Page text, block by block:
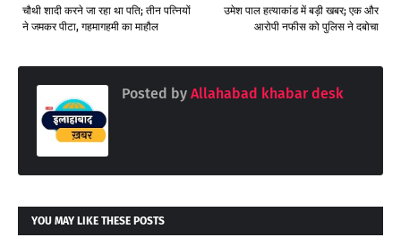
उमेश पाल हत्याकांड में बड़ी खबर; एक और
आरोपी नफीस को पुल‍िस ने दबोचा
चौथी शादी करने जा रहा था पति; तीन पत्नियों
ने जमकर पीटा, गहमागहमी का माहौल
Posted by Allahabad khabar desk
YOU MAY LIKE THESE POSTS